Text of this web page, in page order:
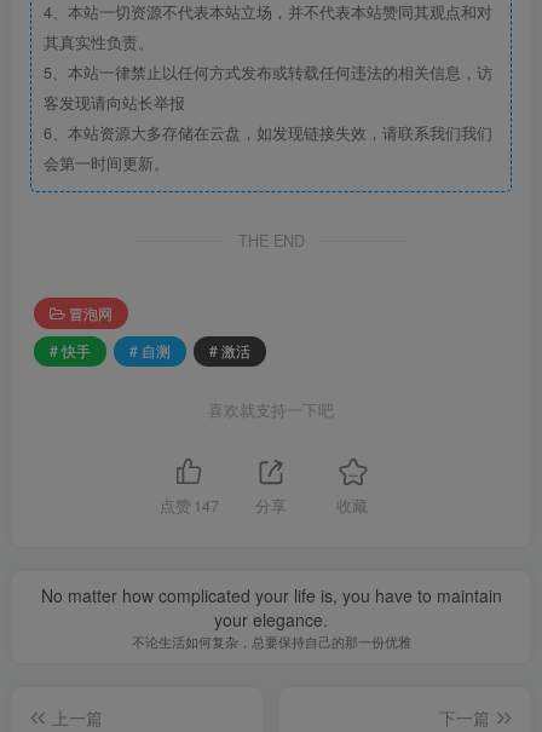
4、本站一切资源不代表本站立场，并不代表本站赞同其观点和对
其真实性负责。
5、本站一律禁止以任何方式发布或转载任何违法的相关信息，访
客发现请向站长举报
6、本站资源大多存储在云盘，如发现链接失效，请联系我们我们
会第一时间更新。
THE END
冒泡网
# 快手
# 自测 # 激活
喜欢就支持一下吧
点赞 147 分享 收藏
No matter how complicated your life is, you have to maintain
your elegance.
不论生活如何复杂，总要保持自己的那一份优雅
上一篇
下一篇